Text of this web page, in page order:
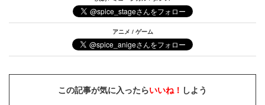
アニメ / ゲーム
この記事が気に入ったらいいね！ しよう